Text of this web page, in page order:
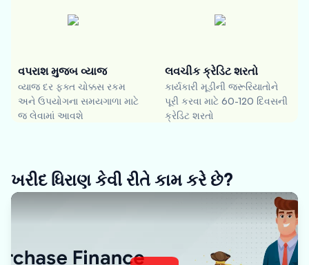
વપરાશ મુજબ વ્યાજ
વ્યાજ દર ફક્ત ચોક્કસ રકમ
અને ઉપયોગના સમયગાળા માટે
જ લેવામાં આવશે
લવચીક ક્રેડિટ શરતો
કાર્યકારી મૂડીની જરૂરિયાતોને
પૂરી કરવા માટે 60-120 દિવસની
ક્રેડિટ શરતો
ખરીદ ધિરાણ કેવી રીતે કામ કરે છે?